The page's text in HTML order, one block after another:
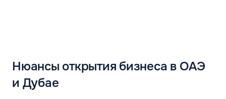
Нюансы открытия бизнеса в ОАЭ
и Дубае